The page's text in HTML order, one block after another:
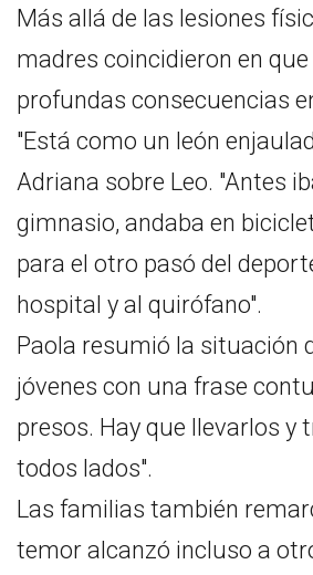
Más allá de las lesiones
madres coincidieron en
profundas consecuencias
"Está como un león
Adriana sobre Leo. "Antes
gimnasio, andaba en
para el otro pasó del
hospital y al quirófano".
Paola resumió la situación
jóvenes con una frase
presos. Hay que llevarlos y
todos lados".
Las familias también
temor alcanzó incluso a